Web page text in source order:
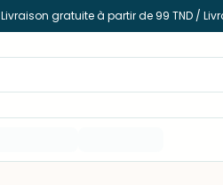
Livraison gratuite à partir de 99 TND /